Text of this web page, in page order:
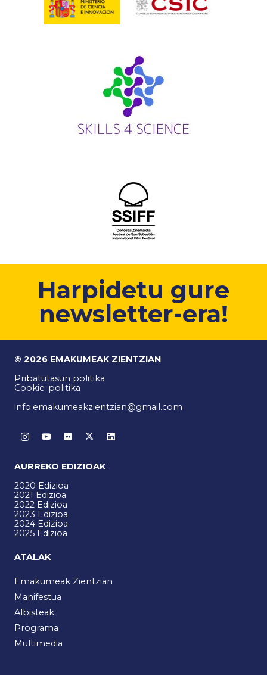
Harpidetu gure
newsletter-era!
© 2026 EMAKUMEAK ZIENTZIAN
Pribatutasun politika
Cookie-politika
info.emakumeakzientzian@gmail.com
AURREKO EDIZIOAK
2020 Edizioa
2021 Edizioa
2022 Edizioa
2023 Edizioa
2024 Edizioa
2025 Edizioa
ATALAK
Emakumeak Zientzian
Manifestua
Albisteak
Programa
Multimedia